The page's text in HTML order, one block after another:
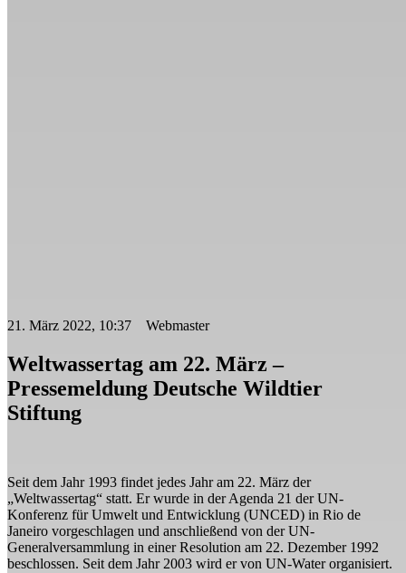
21. März 2022, 10:37 Webmaster
Weltwassertag am 22. März –
Pressemeldung Deutsche Wildtier
Stiftung
Seit dem Jahr 1993 findet jedes Jahr am 22. März der
„Weltwassertag“ statt. Er wurde in der Agenda 21 der UN-
Konferenz für Umwelt und Entwicklung (UNCED) in Rio de
Janeiro vorgeschlagen und anschließend von der UN-
Generalversammlung in einer Resolution am 22. Dezember 1992
beschlossen. Seit dem Jahr 2003 wird er von UN-Water organisiert.